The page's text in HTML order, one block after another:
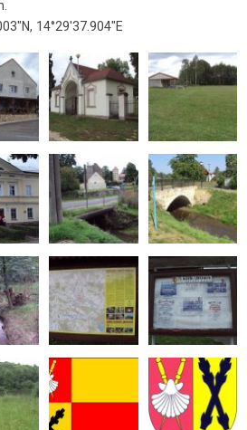
14°29'37.904"E